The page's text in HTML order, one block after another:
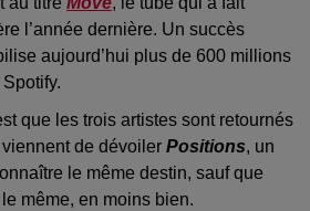
l’année dernière. Un succès
aujourd’hui plus de 600 millions
que les trois artistes sont retournés
de dévoiler Positions, un
le même destin, sauf que
même, en moins bien.